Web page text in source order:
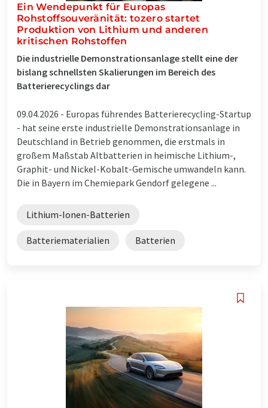
Ein Wendepunkt für Europas
Rohstoffsouveränität: tozero startet
Produktion von Lithium und anderen
kritischen Rohstoffen
Die industrielle Demonstrationsanlage stellt eine der
bislang schnellsten Skalierungen im Bereich des
Batterierecyclings dar
09.04.2026 - Europas führendes Batterierecycling-Startup
- hat seine erste industrielle Demonstrationsanlage in
Deutschland in Betrieb genommen, die erstmals in
großem Maßstab Altbatterien in heimische Lithium-,
Graphit- und Nickel-Kobalt-Gemische umwandeln kann.
Die in Bayern im Chemiepark Gendorf gelegene ...
Lithium-Ionen-Batterien
Batteriematerialien Batterien